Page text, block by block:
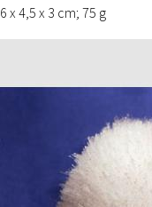
6 x 4,5 x 3 cm; 75 g